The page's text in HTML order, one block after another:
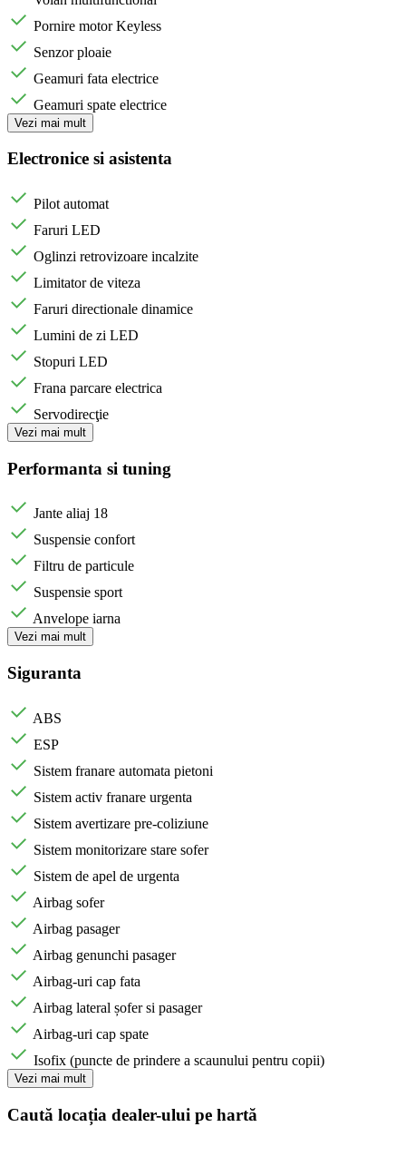
Pornire motor Keyless
Senzor ploaie
Geamuri fata electrice
Geamuri spate electrice
Vezi mai mult
Electronice si asistenta
Pilot automat
Faruri LED
Oglinzi retrovizoare incalzite
Limitator de viteza
Faruri directionale dinamice
Lumini de zi LED
Stopuri LED
Frana parcare electrica
Servodirecţie
Vezi mai mult
Performanta si tuning
Jante aliaj 18
Suspensie confort
Filtru de particule
Suspensie sport
Anvelope iarna
Vezi mai mult
Siguranta
ABS
ESP
Sistem franare automata pietoni
Sistem activ franare urgenta
Sistem avertizare pre-coliziune
Sistem monitorizare stare sofer
Sistem de apel de urgenta
Airbag sofer
Airbag pasager
Airbag genunchi pasager
Airbag-uri cap fata
Airbag lateral șofer si pasager
Airbag-uri cap spate
Isofix (puncte de prindere a scaunului pentru copii)
Vezi mai mult
Caută locația dealer-ului pe hartă